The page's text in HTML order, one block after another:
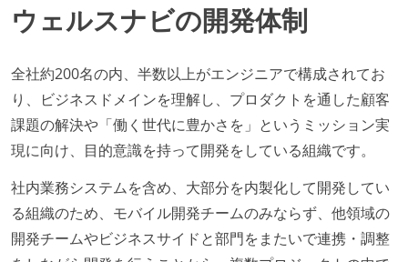
ウェルスナビの開発体制
全社約200名の内、半数以上がエンジニアで構成されてお
り、ビジネスドメインを理解し、プロダクトを通した顧客
課題の解決や「働く世代に豊かさを」というミッション実
現に向け、目的意識を持って開発をしている組織です。
社内業務システムを含め、大部分を内製化して開発してい
る組織のため、モバイル開発チームのみならず、他領域の
開発チームやビジネスサイドと部門をまたいで連携・調整